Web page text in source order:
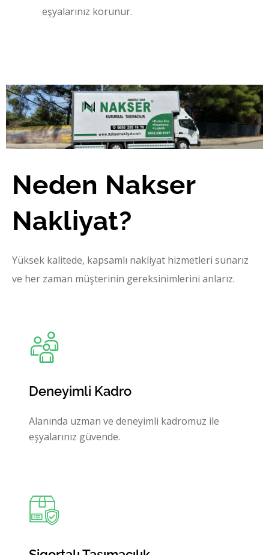
eşyalarınız korunur.
Neden Nakser
Nakliyat?
Yüksek kalitede, kapsamlı nakliyat hizmetleri sunarız
ve her zaman müşterinin gereksinimlerini anlarız.
Deneyimli Kadro
Alanında uzman ve deneyimli kadromuz ile
eşyalarınız güvende.